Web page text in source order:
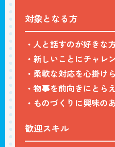
対象となる方
・人と話すのが好きな
・新しいことにチャレ
・柔軟な対応を心掛け
・物事を前向きにとら
・ものづくりに興味の
歓迎スキル